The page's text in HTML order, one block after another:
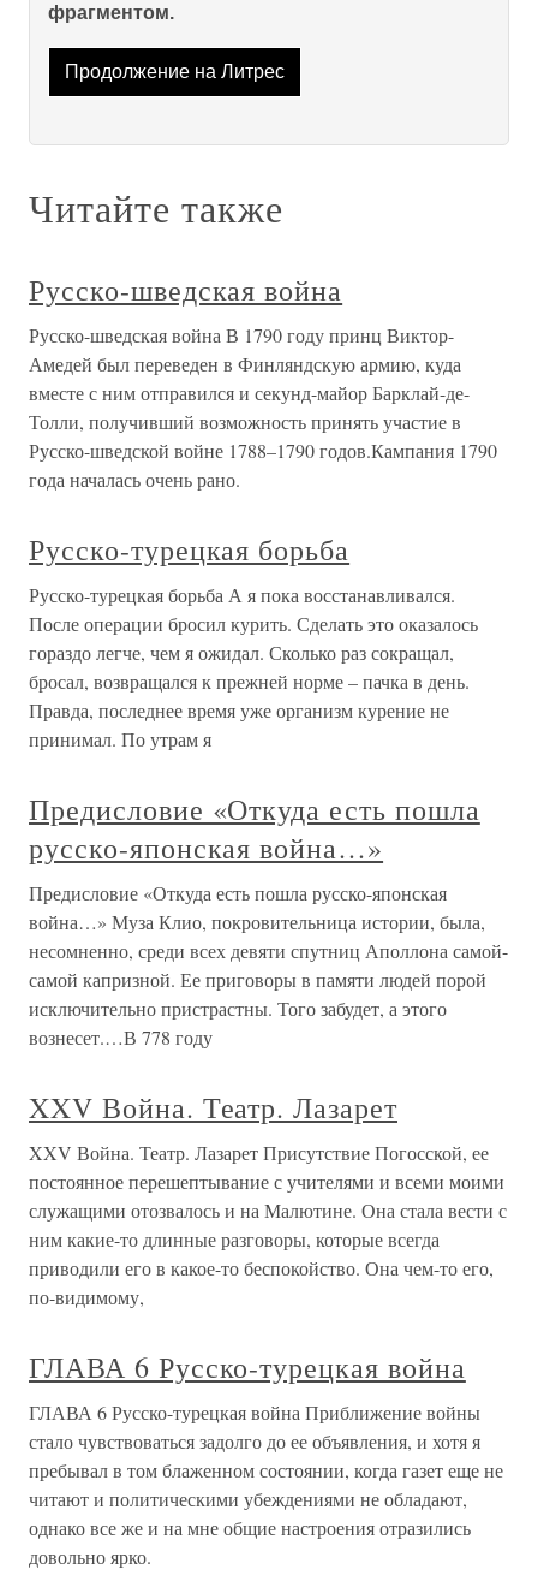
фрагментом.
Продолжение на Литрес
Читайте также
Русско-шведская война
Русско-шведская война В 1790 году принц Виктор-
Амедей был переведен в Финляндскую армию, куда
вместе с ним отправился и секунд-майор Барклай-де-
Толли, получивший возможность принять участие в
Русско-шведской войне 1788–1790 годов.Кампания 1790
года началась очень рано.
Русско-турецкая борьба
Русско-турецкая борьба А я пока восстанавливался.
После операции бросил курить. Сделать это оказалось
гораздо легче, чем я ожидал. Сколько раз сокращал,
бросал, возвращался к прежней норме – пачка в день.
Правда, последнее время уже организм курение не
принимал. По утрам я
Предисловие «Откуда есть пошла
русско-японская война…»
Предисловие «Откуда есть пошла русско-японская
война…» Муза Клио, покровительница истории, была,
несомненно, среди всех девяти спутниц Аполлона самой-
самой капризной. Ее приговоры в памяти людей порой
исключительно пристрастны. Того забудет, а этого
вознесет.…В 778 году
XXV Война. Театр. Лазарет
XXV Война. Театр. Лазарет Присутствие Погосской, ее
постоянное перешептывание с учителями и всеми моими
служащими отозвалось и на Малютине. Она стала вести с
ним какие-то длинные разговоры, которые всегда
приводили его в какое-то беспокойство. Она чем-то его,
по-видимому,
ГЛАВА 6 Русско-турецкая война
ГЛАВА 6 Русско-турецкая война Приближение войны
стало чувствоваться задолго до ее объявления, и хотя я
пребывал в том блаженном состоянии, когда газет еще не
читают и политическими убеждениями не обладают,
однако все же и на мне общие настроения отразились
довольно ярко.